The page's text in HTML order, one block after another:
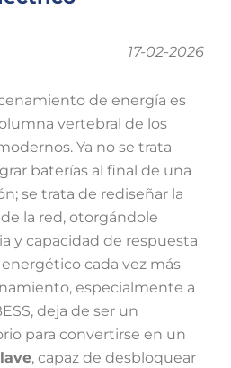
17-02-2026
de energía es
vertebral de los
Ya no se trata
baterías al final de una
se trata de rediseñar la
la red, otorgándole
y capacidad de respuesta
cada vez más
especialmente a
deja de ser un
para convertirse en un
, capaz de desbloquear